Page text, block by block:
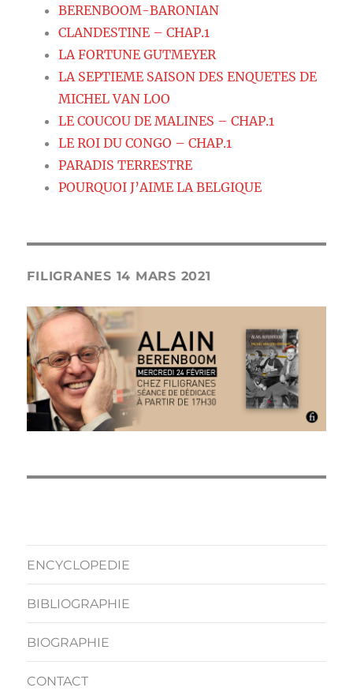
BERENBOOM-BARONIAN
CLANDESTINE – CHAP.1
LA FORTUNE GUTMEYER
LA SEPTIEME SAISON DES ENQUETES DE
MICHEL VAN LOO
LE COUCOU DE MALINES – CHAP.1
LE ROI DU CONGO – CHAP.1
PARADIS TERRESTRE
POURQUOI J’AIME LA BELGIQUE
FILIGRANES 14 MARS 2021
ENCYCLOPEDIE
BIBLIOGRAPHIE
BIOGRAPHIE
CONTACT